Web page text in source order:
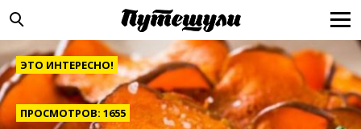
ЭТО ИНТЕРЕСНО!
ПРОСМОТРОВ: 1655